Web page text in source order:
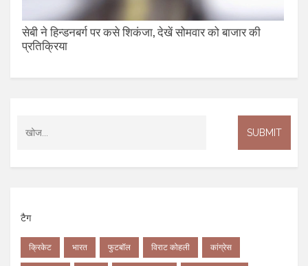
सेबी ने हिन्डनबर्ग पर कसे शिकंजा, देखें सोमवार को बाजार की
प्रतिक्रिया
टैग
क्रिकेट भारत फुटबॉल विराट कोहली कांग्रेस